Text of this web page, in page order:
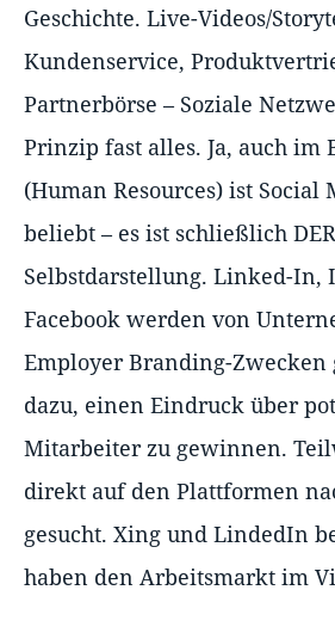
Geschichte. Live-Videos/
Kundenservice,
Partnerbörse – Soziale
Prinzip fast alles. Ja, auch im
(Human Resources) ist Social
beliebt – es ist schließlich
Selbstdarstellung. Linked-In,
Facebook werden von
Employer Branding-Zwecken
dazu, einen Eindruck über
Mitarbeiter zu gewinnen.
direkt auf den Plattformen
gesucht. Xing und LindedIn
haben den Arbeitsmarkt im